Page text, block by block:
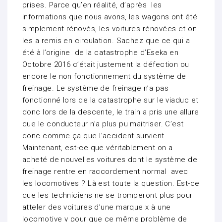
prises. Parce qu’en réalité, d’après les
informations que nous avons, les wagons ont été
simplement rénovés, les voitures rénovées et on
les a remis en circulation. Sachez que ce qui a
été à l’origine de la catastrophe d’Eseka en
Octobre 2016 c’était justement la défection ou
encore le non fonctionnement du système de
freinage. Le système de freinage n’a pas
fonctionné lors de la catastrophe sur le viaduc et
donc lors de la descente, le train a pris une allure
que le conducteur n’a plus pu maitriser. C’est
donc comme ça que l’accident survient.
Maintenant, est-ce que véritablement on a
acheté de nouvelles voitures dont le système de
freinage rentre en raccordement normal avec
les locomotives ? Là est toute la question. Est-ce
que les techniciens ne se tromperont plus pour
atteler des voitures d’une marque x à une
locomotive y pour que ce même problème de